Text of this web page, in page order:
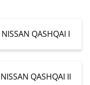
QASHQAI I
QASHQAI II